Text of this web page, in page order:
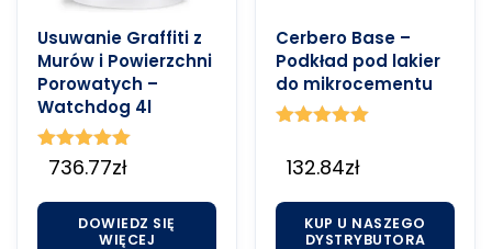
Usuwanie Graffiti z
Murów i Powierzchni
Porowatych –
Watchdog 4l
Oceniono
5.00
736.77zł
DOWIEDZ SIĘ
WIĘCEJ
Cerbero Base –
Podkład pod lakier
do mikrocementu
5.00
na 5
132.84zł
KUP U NASZEGO
DYSTRYBUTORA